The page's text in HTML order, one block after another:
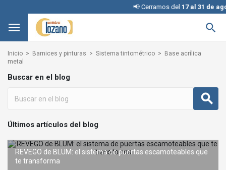
📢 Cerramos del17 al 31 de

Inicio Barnices y pinturas Sistema tintométrico
Base acrílica
metal
Buscar en el blog
Últimos artículos del blog
de BLUM: el sistema de puertas escamoteables que AVENTOS en kit: la forma más sencilla de incorporar
Interruptores KINETIC para iluminación: cómo
Condena con llave: una solución inteligente y segura sin